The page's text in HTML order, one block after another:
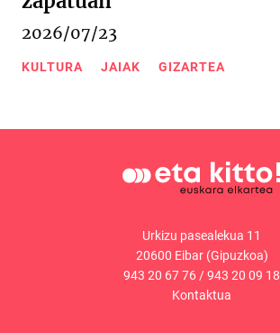
2026/07/23
KULTURA JAIAK GIZARTEA
Urkizu pasealekua 11
20600 Eibar (Gipuzkoa)
943 20 67 76 /943 20 09 18
Kontaktua